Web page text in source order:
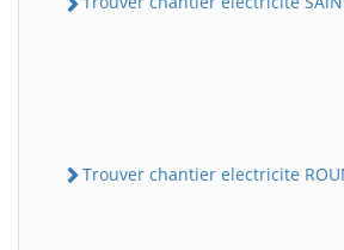
Trouver chantier electricite